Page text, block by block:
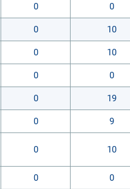
0 0
0 10
0 10
0 0
0 19
0 9
0 10
0 0